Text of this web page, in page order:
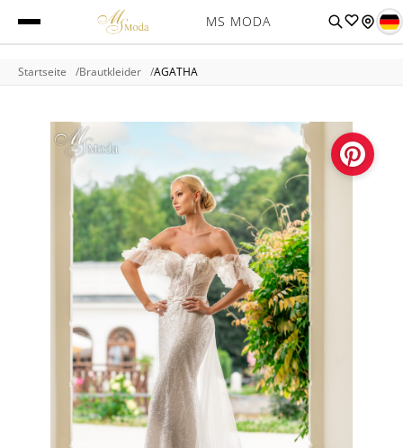
MS MODA
Startseite Brautkleider AGATHA